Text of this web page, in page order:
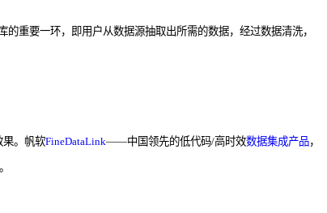
重要一环，即用户从数据源抽取出所需的数据，经过数据清洗，
果。帆软FineDataLink——中国领先的低代码/高时效数据集成产品，